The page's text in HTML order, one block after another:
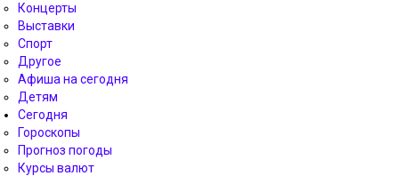
Концерты
Выставки
Спорт
Другое
Афиша на сегодня
Детям
Сегодня
Гороскопы
Прогноз погоды
Курсы валют